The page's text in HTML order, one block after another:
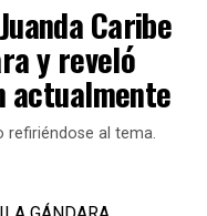
Caribe
y reveló
actualmente
refiriéndose al tema.